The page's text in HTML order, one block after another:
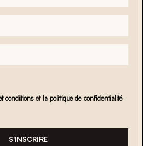
conditions et la politique de confidentialité
S'INSCRIRE